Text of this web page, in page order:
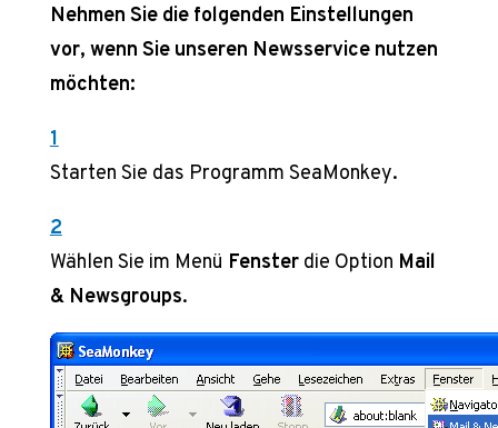
Nehmen Sie die folgenden Einstellungen
vor, wenn Sie unseren Newsservice nutzen
möchten:
1
Starten Sie das Programm SeaMonkey.
2
Wählen Sie im Menü Fensterdie Option Mail
& Newsgroups.